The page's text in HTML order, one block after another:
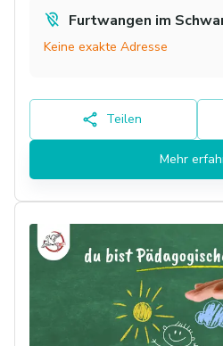
Furtwangen im
Keine exakte Adresse
Teilen
Mehr